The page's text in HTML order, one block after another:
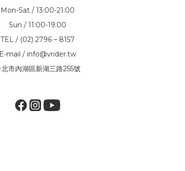
Mon-Sat / 13:00-21:00
Sun / 11:00-19:00
TEL / (02) 2796 – 8157
E-mail / info@vrider.tw
北市內湖區新湖三路255號